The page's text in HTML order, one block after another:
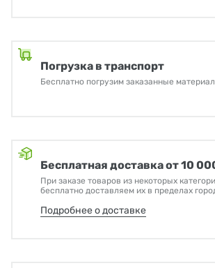
Погрузка в транспорт
Бесплатно погрузим заказанные
Бесплатная доставка от 10
При заказе товаров из некоторых
бесплатно доставляем их в пределах
Подробнее о доставке